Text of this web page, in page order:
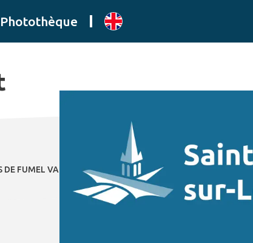
Photothèque
FUMEL VALLÉE DU LOT